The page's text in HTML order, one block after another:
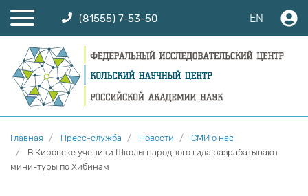
(81555) 7-53-50 EN
Главная Пресс-служба Новости
СМИ о нас
В Кировске ученики Школы народного гида разрабатывают
мини-туры по Хибинам